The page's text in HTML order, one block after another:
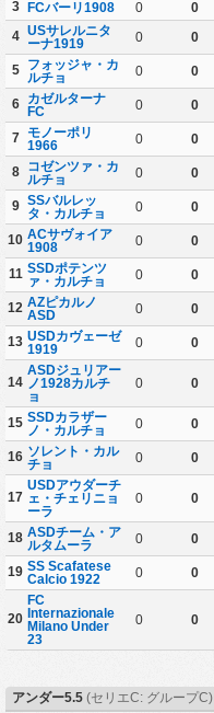
3 FCバーリ1908 0 0
4
USサレルニタ
ーナ1919
0 0
5
フォッジャ・カ
ルチョ
0 0
6
カゼルターナ
FC
0 0
7
モノーポリ
1966
0 0
8
コゼンツァ・カ
ルチョ
0 0
9
SSバルレッ
タ・カルチョ
0 0
10 ACサヴォイア
1908
0 0
11 SSDポテンツ
ァ・カルチョ
0 0
12 AZピカルノ
ASD
0 0
13 USDカヴェーゼ
1919
0 0
14
ASDジュリアー
ノ1928カルチ
ョ
0 0
15 SSDカラザー
ノ・カルチョ
0 0
16 ソレント・カル
チョ
0 0
17
USDアウダーチ
ェ・チェリニョ
ーラ
0 0
18 ASDチーム・ア
ルタムーラ
0 0
19 SS Scafatese
Calcio 1922
0 0
20
FC
Internazionale
Milano Under
23
0 0
アンダー5.5 (セリエC: グループC)